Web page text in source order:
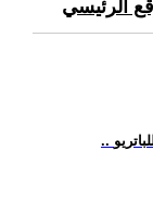
الرئيسي